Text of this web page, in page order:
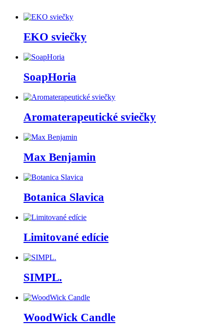
EKO sviečky
SoapHoria
Aromaterapeutické sviečky
Max Benjamin
Botanica Slavica
Limitované edície
SIMPL.
WoodWick Candle